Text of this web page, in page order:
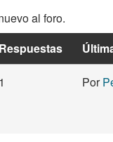
al foro.
Respuestas
1 Por